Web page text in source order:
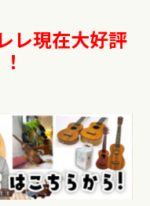
レ現在大好評